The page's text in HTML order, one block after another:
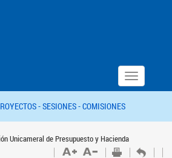
Toggle
navigation
-SESIONES -COMISIONES
Unicameral de Presupuesto y Hacienda